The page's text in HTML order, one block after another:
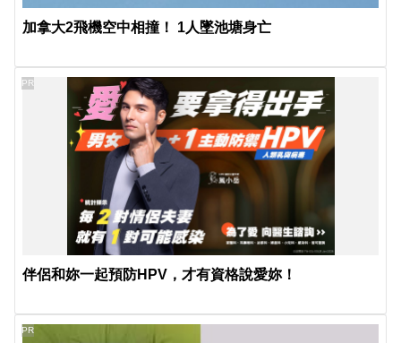
加拿大2飛機空中相撞！ 1人墜池塘身亡
伴侶和妳一起預防HPV，才有資格說愛妳！
PR
PR